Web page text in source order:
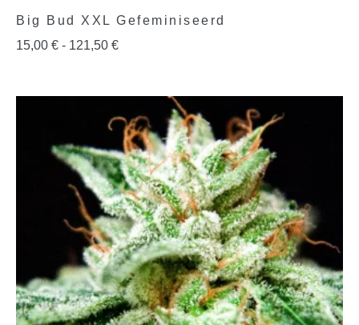
Big Bud XXL Gefeminiseerd
15,00 € - 121,50 €